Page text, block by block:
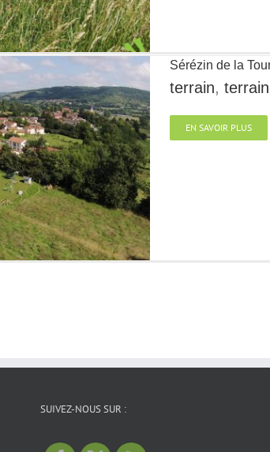
Sérézin de la
terrain,
EN SAVOIR PLUS
SUIVEZ-NOUS SUR :